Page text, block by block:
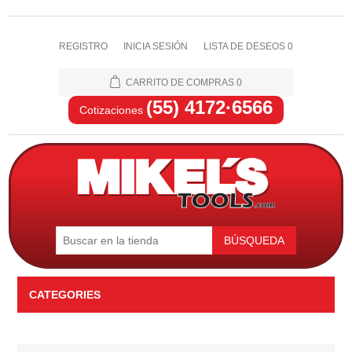
REGISTRO INICIA SESIÓN LISTA DE DESEOS 0
CARRITO DE COMPRAS 0
Cotizaciones (55) 4172·6566
BÚSQUEDA
CATEGORIES